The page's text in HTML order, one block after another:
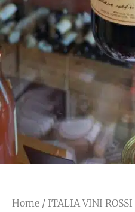
Home / ITALIA VINI ROSSI